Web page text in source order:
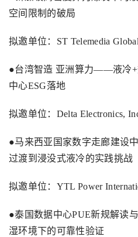
空间限制的破局
拟邀单位： ST Telemedia
●台湾智造 亚洲算力——液冷+
中心ESG落地
拟邀单位： Delta Electronics,
●马来西亚国家数字走廊建设
过渡到浸没式液冷的实践挑战
拟邀单位： YTL Power
●泰国数据中心PUE新规解读
湿环境下的可靠性验证